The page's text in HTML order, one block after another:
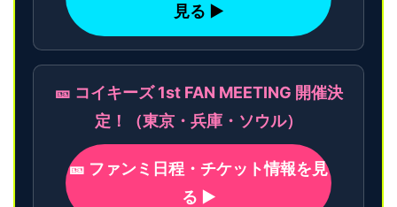
見る ▶
🎫 コイキーズ 1st FAN MEETING 開催決
定！（東京・兵庫・ソウル）
🎫 ファンミ日程・チケット情報を見
る ▶